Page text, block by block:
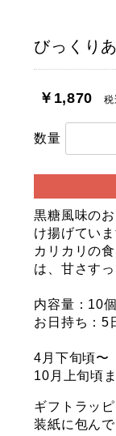
びっくり
￥1,870 税
数量
黒糖風味の
け揚げてい
カリカリの
は、甘さすっ
内容量：10個
お日持ち：5
4月下旬頃〜
10月上旬頃
ギフトラッ
装紙に包ん